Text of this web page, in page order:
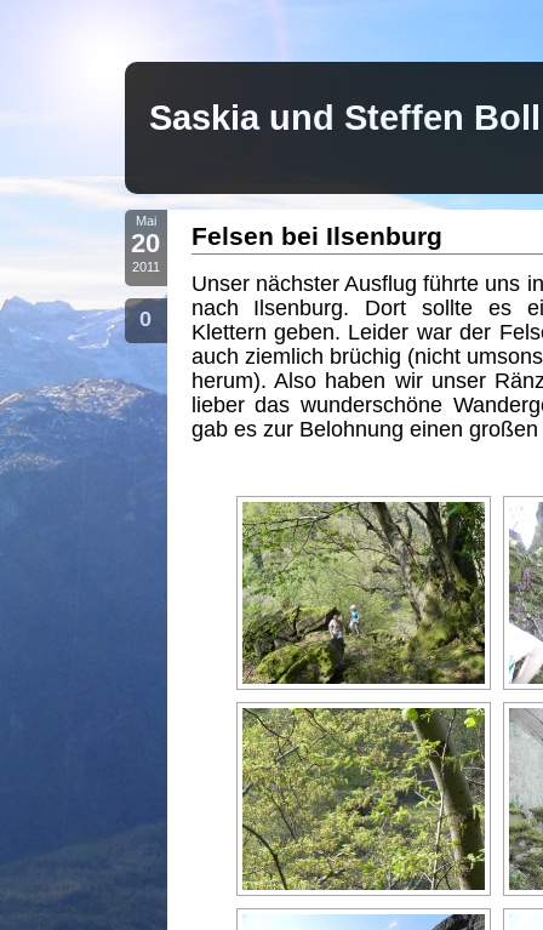
Saskia und Steffen
Mai
20
2011
0
Felsen bei Ilsenburg
Unser nächster Ausflug führte uns
nach Ilsenburg. Dort sollte es
Klettern geben. Leider war der
auch ziemlich brüchig (nicht
herum). Also haben wir unser
lieber das wunderschöne
gab es zur Belohnung einen